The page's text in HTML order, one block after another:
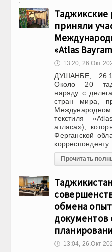
Таджикские
приняли
«Аtlas
🕔 13:20, 26.Окт
ДУШАНБЕ,
Около 20
наряду с
стран мира,
Международном
текстиля
атласа»),
Ферганской
Прочитать
обмена
документов
🕔 13:04, 26.Окт